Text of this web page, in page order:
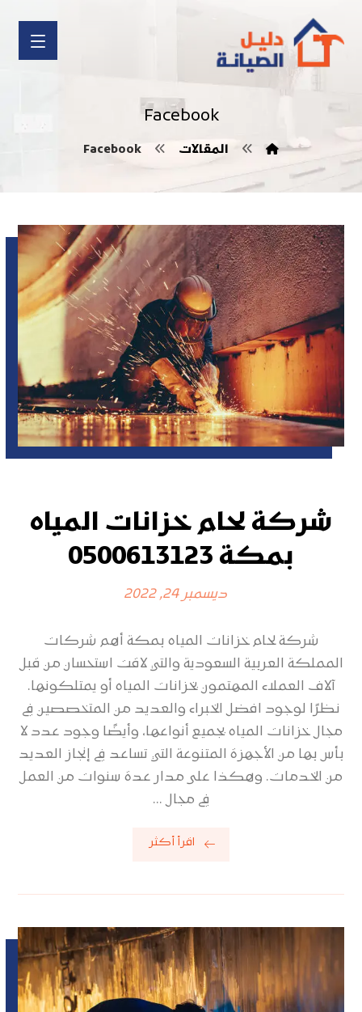
Facebook
المقالات Facebook
شركة لحام خزانات المياه
بمكة 0500613123
ديسمبر 24, 2022
شركة لحام خزانات المياه بمكة أهم شركات
المملكة العربية السعودية والتي لاقت استحسان من قبل
آلاف العملاء المهتمون بخزانات المياه أو يمتلكونها.
نظرًا لوجود افضل الخبراء والعديد من المتخصصين في
مجال خزانات المياه بجميع أنواعها، وأيضًا وجود عدد لا
بأس بها من الأجهزة المتنوعة التي تساعد في إنجاز العديد
من الخدمات. وهكذا على مدار عدة سنوات من العمل
في مجال ...
اقرأ أكثر